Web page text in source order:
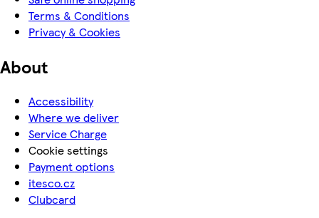
Terms & Conditions
Privacy & Cookies
About
Accessibility
Where we deliver
Service Charge
Cookie settings
Payment options
itesco.cz
Clubcard